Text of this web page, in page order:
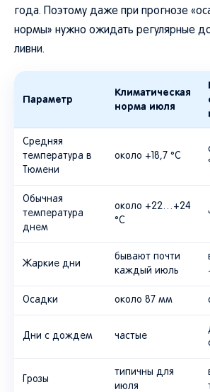
года. Поэтому даже при прогнозе
нормы» нужно ожидать регулярные
ливни.
Параметр
Климатическая
норма июля
Средняя
температура в
Тюмени
около +18,7 °C
Обычная
температура
днем
около +22…+24
°C
Жаркие дни
бывают почти
каждый июль
Осадки около 87 мм
Дни с дождем частые
Грозы
типичны для
июля